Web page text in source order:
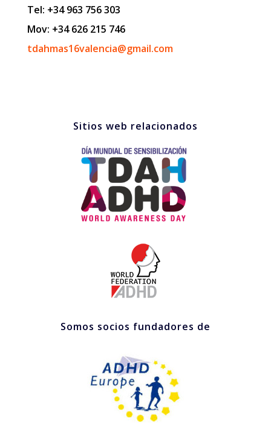
Tel: +34 963 756 303
Mov: +34 626 215 746
tdahmas16valencia@gmail.com
Sitios web relacionados
Somos socios fundadores de